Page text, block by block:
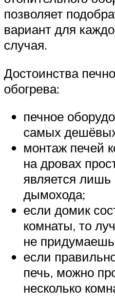
позволяет
вариант для
случая.
Достоинства
обогрева:
печное
самых
монтаж печей
на дровах
является
дымохода;
если домик
комнаты, то
не
если
печь, можно
несколько